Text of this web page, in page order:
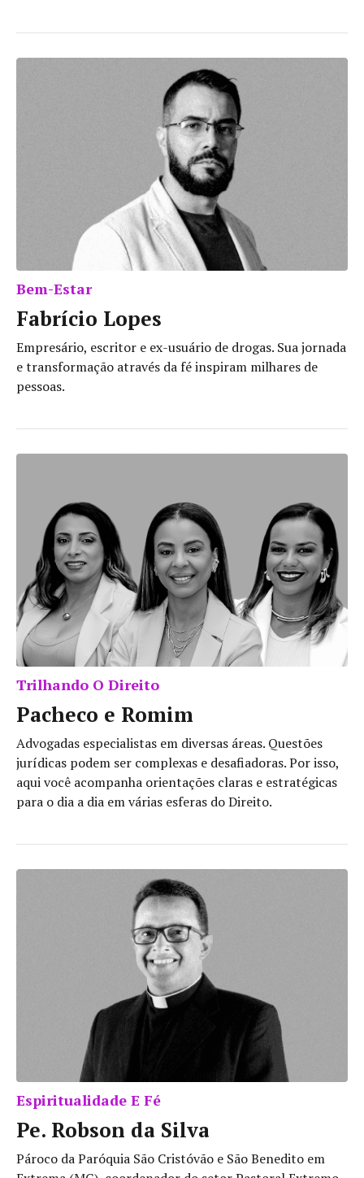
Bem-Estar
Fabrício Lopes
Empresário, escritor e ex-usuário de drogas. Sua jornada
e transformação através da fé inspiram milhares de
pessoas.
Trilhando O Direito
Pacheco e Romim
Advogadas especialistas em diversas áreas. Questões
jurídicas podem ser complexas e desafiadoras. Por isso,
aqui você acompanha orientações claras e estratégicas
para o dia a dia em várias esferas do Direito.
Espiritualidade E Fé
Pe. Robson da Silva
Pároco da Paróquia São Cristóvão e São Benedito em